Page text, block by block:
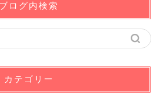
ブログ内検索
カテゴリー